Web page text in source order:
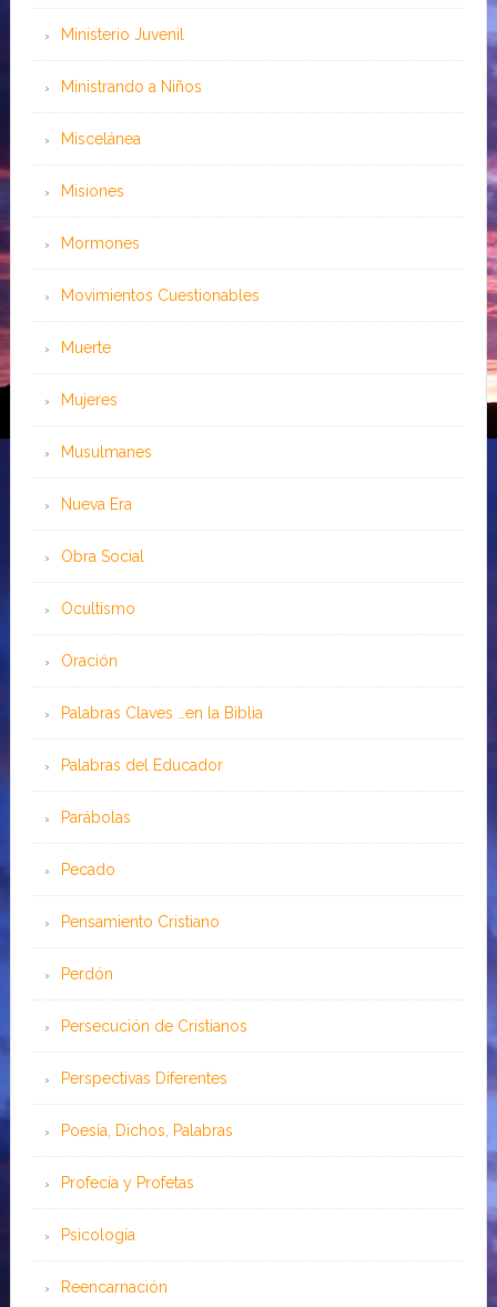
Ministerio Juvenil
Ministrando a Niños
Miscelánea
Misiones
Mormones
Movimientos Cuestionables
Muerte
Mujeres
Musulmanes
Nueva Era
Obra Social
Ocultismo
Oración
Palabras Claves …en la Biblia
Palabras del Educador
Parábolas
Pecado
Pensamiento Cristiano
Perdón
Persecución de Cristianos
Perspectivas Diferentes
Poesía, Dichos, Palabras
Profecía y Profetas
Psicología
Reencarnación